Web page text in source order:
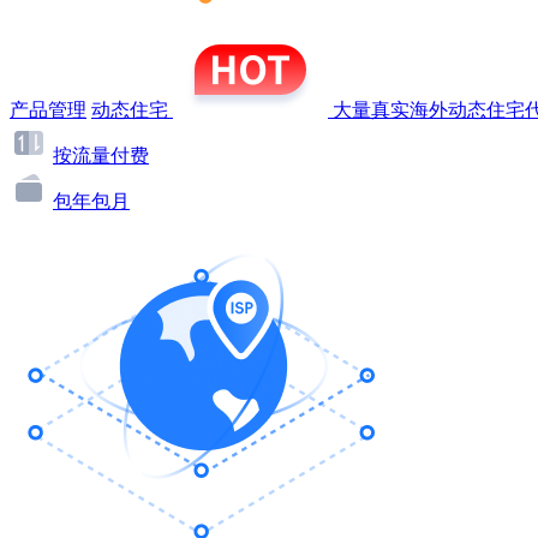
产品管理 动态住宅 大量真实海外动态住宅
按流量付费
包年包月